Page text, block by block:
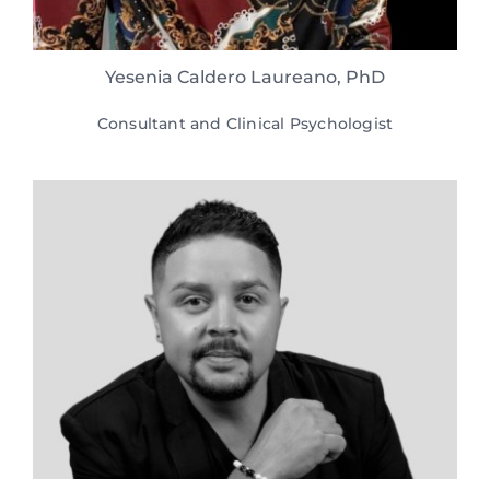
Yesenia Caldero Laureano, PhD
Consultant and Clinical Psychologist